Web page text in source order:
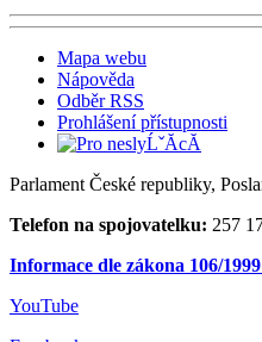
Mapa webu
Nápověda
Odběr RSS
Prohlášení přístupnosti
Parlament České republiky,
Telefon na spojovatelku: 257
Informace dle zákona 106/
YouTube